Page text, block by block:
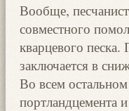
Вообще,
совместного
кварцевого песка.
заключается в
Во всем
портландцемента